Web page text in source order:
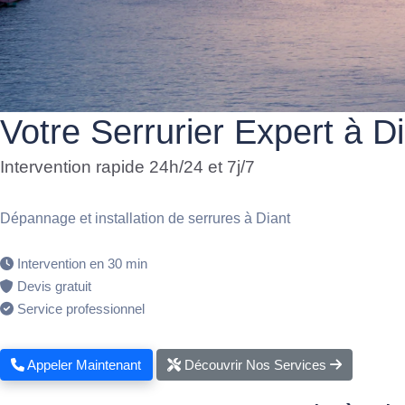
Votre Serrurier Expert à
Intervention rapide 24h/24 et 7j/7
Dépannage et installation de serrures à Diant
Intervention en 30 min
Devis gratuit
Service professionnel
Appeler Maintenant Découvrir Nos Services